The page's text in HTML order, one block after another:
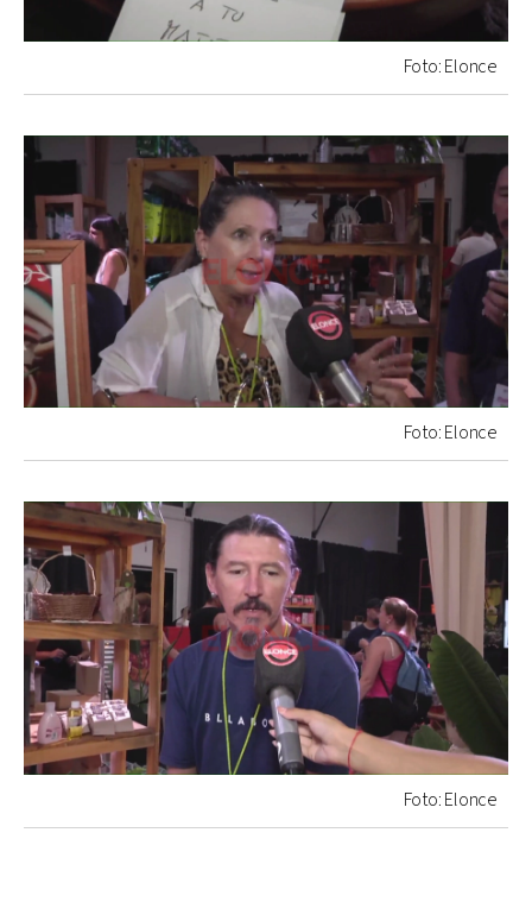
Foto: Elonce
Foto: Elonce
Foto: Elonce